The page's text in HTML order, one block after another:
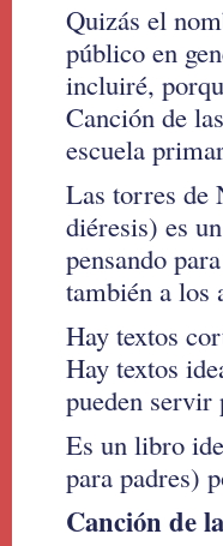
Quizás el
público en
incluiré,
Canción de
escuela
Las torres de
diéresis) es
pensando
también a los
Hay textos
Hay textos
pueden servir
Es un libro
para padres)
Canción de